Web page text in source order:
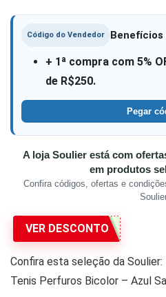
Código do Vendedor Benefícios
+ 1ª compra com 5%
de R$250.
Pegar
A loja Soulier está com
em produtos
Confira códigos, ofertas e
VER DESCONTO
Confira esta seleção da Soulier:
Tenis Perfuros Bicolor – Azul